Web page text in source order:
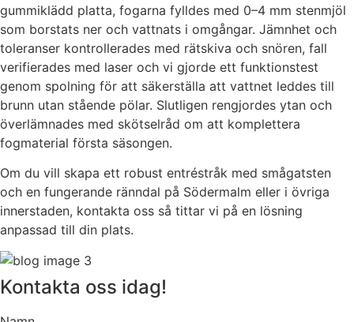
gummiklädd platta, fogarna fylldes med 0–4 mm stenmjöl
som borstats ner och vattnats i omgångar. Jämnhet och
toleranser kontrollerades med rätskiva och snören, fall
verifierades med laser och vi gjorde ett funktionstest
genom spolning för att säkerställa att vattnet leddes till
brunn utan stående pölar. Slutligen rengjordes ytan och
överlämnades med skötselråd om att komplettera
fogmaterial första säsongen.
Om du vill skapa ett robust entréstråk med smågatsten
och en fungerande ränndal på Södermalm eller i övriga
innerstaden, kontakta oss så tittar vi på en lösning
anpassad till din plats.
Kontakta oss idag!